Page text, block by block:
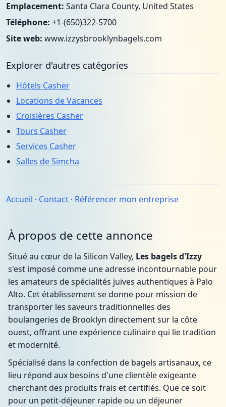
Emplacement: Santa Clara County, United States
Téléphone: +1-(650)322-5700
Site web: www.izzysbrooklynbagels.com
Explorer d'autres catégories
Hôtels Casher
Locations de Vacances
Croisières Casher
Tours Casher
Services Casher
Salles de Simcha
Accueil · Contact · Référencer mon entreprise
À propos de cette annonce
Situé au cœur de la Silicon Valley, Les bagels d'Izzy
s'est imposé comme une adresse incontournable pour
les amateurs de spécialités juives authentiques à Palo
Alto. Cet établissement se donne pour mission de
transporter les saveurs traditionnelles des
boulangeries de Brooklyn directement sur la côte
ouest, offrant une expérience culinaire qui lie tradition
et modernité.
Spécialisé dans la confection de bagels artisanaux, ce
lieu répond aux besoins d'une clientèle exigeante
cherchant des produits frais et certifiés. Que ce soit
pour un petit-déjeuner rapide ou un déjeuner